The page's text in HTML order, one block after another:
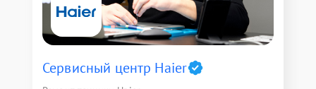
Сервисный центр Haier